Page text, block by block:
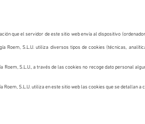
que el servidor de este sitio web envía al dispositivo
Roem, S.L.U. utiliza diversos tipos de cookies (técnicas,
Roem, S.L.U., a través de las cookies no recoge dato personal
Roem, S.L.U. utiliza en este sitio web las cookies que se detallan a